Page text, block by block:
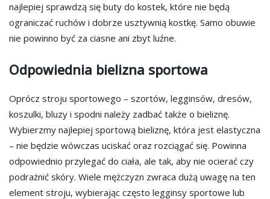
najlepiej sprawdzą się buty do kostek, które nie będą
ograniczać ruchów i dobrze usztywnią kostkę. Samo obuwie
nie powinno być za ciasne ani zbyt luźne.
Odpowiednia bielizna sportowa
Oprócz stroju sportowego – szortów, legginsów, dresów,
koszulki, bluzy i spodni należy zadbać także o bieliznę.
Wybierzmy najlepiej sportową bieliznę, która jest elastyczna
– nie będzie wówczas uciskać oraz rozciągać się. Powinna
odpowiednio przylegać do ciała, ale tak, aby nie ocierać czy
podrażnić skóry. Wiele mężczyzn zwraca dużą uwagę na ten
element stroju, wybierając często legginsy sportowe lub